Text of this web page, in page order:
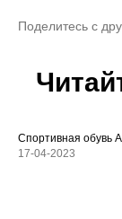
Поделитесь с
Спортивная обувь
17-04-2023